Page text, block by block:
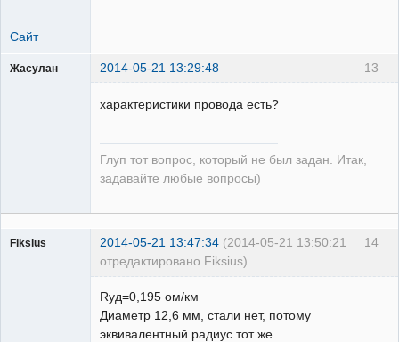
Сайт
13
Жасулан 2014-05-21 13:29:48
характеристики провода есть?
Глуп тот вопрос, который не был задан. Итак,
задавайте любые вопросы)
14
Fiksius 2014-05-21 13:47:34 (2014-05-21 13:50:21
отредактировано Fiksius)
Rуд=0,195 ом/км
Диаметр 12,6 мм, стали нет, потому
эквивалентный радиус тот же.